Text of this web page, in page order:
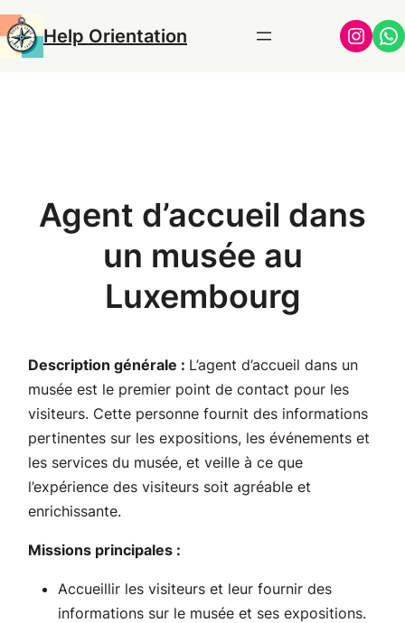
Aller
au
contenu
Help Orientation
Agent d’accueil dans
un musée au
Luxembourg
Description générale : L’agent d’accueil dans un
musée est le premier point de contact pour les
visiteurs. Cette personne fournit des informations
pertinentes sur les expositions, les événements et
les services du musée, et veille à ce que
l’expérience des visiteurs soit agréable et
enrichissante.
Missions principales :
Accueillir les visiteurs et leur fournir des
informations sur le musée et ses expositions.